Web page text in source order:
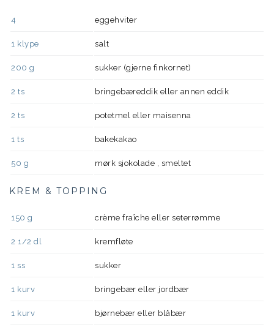
4 eggehviter
1 klype salt
200 g sukker (gjerne finkornet)
2 ts bringebæreddik eller annen eddik
2 ts potetmel eller maisenna
1 ts bakekakao
50 g mørk sjokolade , smeltet
KREM & TOPPING
150 g crème fraîche eller seterrømme
2 1/2 dl kremfløte
1 ss sukker
1 kurv bringebær eller jordbær
1 kurv bjørnebær eller blåbær